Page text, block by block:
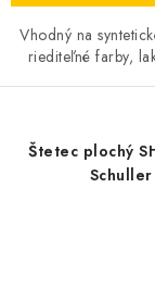
Vhodný na
riediteľné farby,
Štetec plochý
Schuller